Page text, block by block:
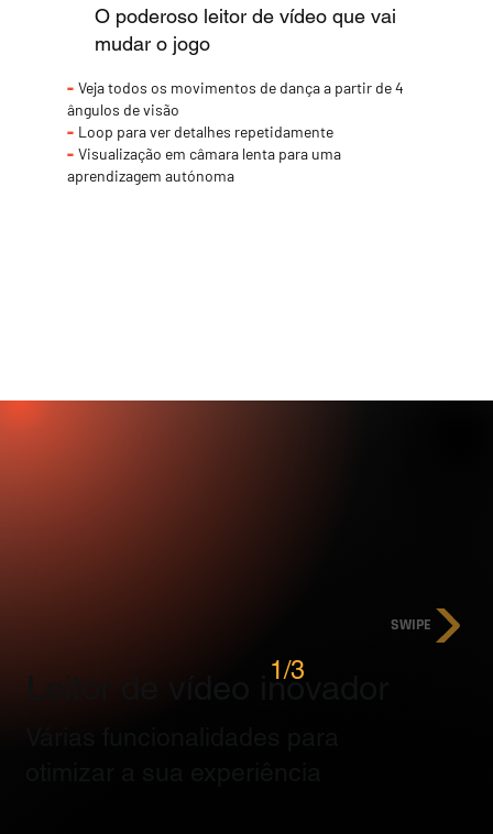
O poderoso leitor de vídeo que vai
mudar o jogo
- Veja todos os movimentos de dança a partir de 4
ângulos de visão
- Loop para ver detalhes repetidamente
- Visualização em câmara lenta para uma
aprendizagem autónoma
Leitor de vídeo inovador
1/3
SWIPE